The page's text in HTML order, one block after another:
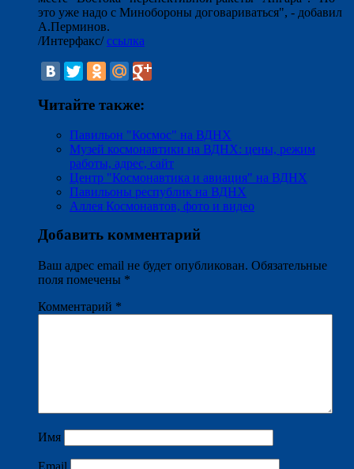
это уже надо с Минобороны договариваться", - добавил
А.Перминов.
/Интерфакс/ссылка
Читайте также:
Павильон "Космос" на ВДНХ
Музей космонавтики на ВДНХ: цены, режим
работы, адрес, сайт
Центр "Космонавтика и авиация" на ВДНХ
Павильоны республик на ВДНХ
Аллея Космонавтов, фото и видео
Добавить комментарий
Ваш адрес email не будет опубликован. Обязательные
поля помечены *
Комментарий *
Имя
Email